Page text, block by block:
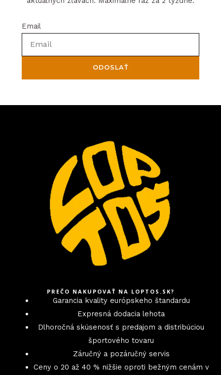
Email
ODOSLAŤ
PREČO NAKUPOVAŤ NA LOPTOS.SK?
Garancia kvality európskeho štandardu
Expresná dodacia lehota
Dlhoročná skúsenosť s predajom a distribúciou
športového tovaru
Záručný a pozáručný servis
Ceny o 20 až 40 % nižšie oproti bežným cenám v